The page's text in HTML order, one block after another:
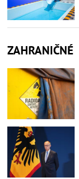
ZAHRANIČNÉ